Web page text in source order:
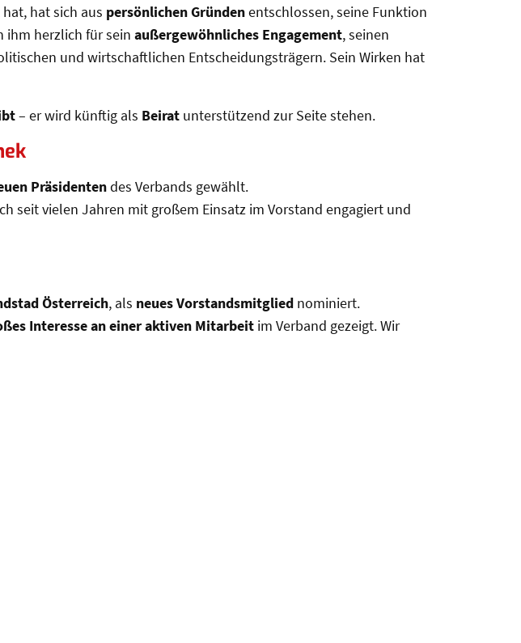
hat sich aus persönlichen Gründenentschlossen, seine Funktion
ihm herzlich für sein außergewöhnliches Engagement, seinen
und wirtschaftlichen Entscheidungsträgern. Sein Wirken hat
– er wird künftig als Beirat unterstützend zur Seite stehen.
Präsidentendes Verbands gewählt.
seit vielen Jahren mit großem Einsatz im Vorstand engagiert und
Österreich, als neues Vorstandsmitglied nominiert.
Interesse an einer aktiven Mitarbeit im Verband gezeigt. Wir